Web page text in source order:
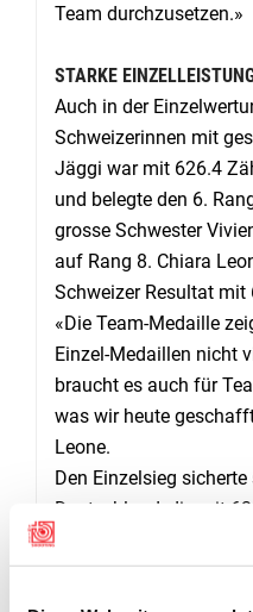
Team durchzusetzen.»
STARKE
Auch in der
Schweizerinnen mit
Jäggi war mit 626.4
und belegte den 6.
grosse Schwester
auf Rang 8. Chiara
Schweizer Resultat mit
«Die Team-Medaille
Einzel-Medaillen nicht
braucht es auch für
was wir heute
Leone.
Den Einzelsieg
Deutschland, die mit
Jeanette Duestad aus